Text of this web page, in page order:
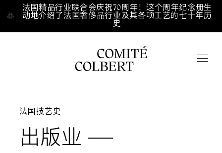
Aller directement au contenu
法国精品行业联合会庆祝70周年！这个周年纪念册生
动地介绍了法国奢侈品行业及其各项工艺的七十年历
史
点击搜索
法国精品行业联合会庆祝70周年！这个周年纪念册生
动地介绍了法国奢侈品行业及其各项工艺的七十年历
史
法国技艺史
出版业